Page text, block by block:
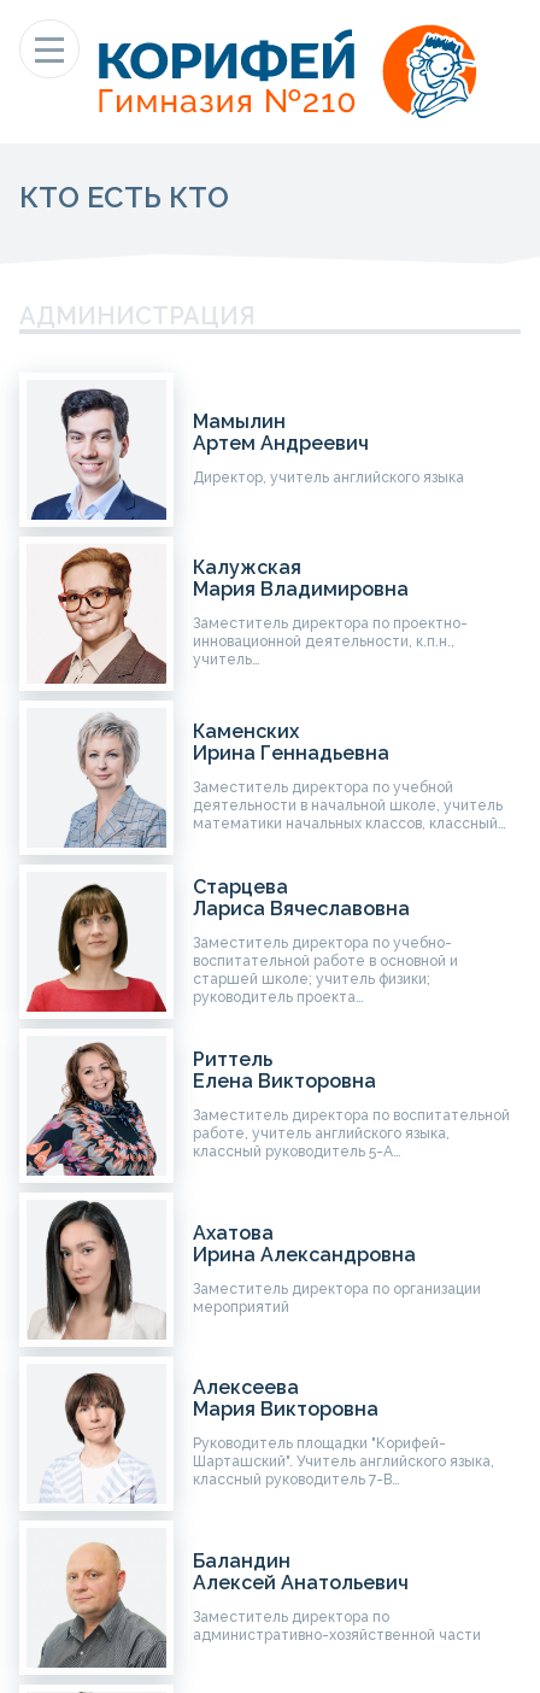
КТО ЕСТЬ КТО
АДМИНИСТРАЦИЯ
Мамылин
Артем Андреевич
Директор, учитель английского языка
Калужская
Мария Владимировна
Заместитель директора по проектно-
инновационной деятельности, к.п.н.,
учитель…
Каменских
Ирина Геннадьевна
Заместитель директора по учебной
деятельности в начальной школе, учитель
математики начальных классов, классный…
Старцева
Лариса Вячеславовна
Заместитель директора по учебно-
воспитательной работе в основной и
старшей школе; учитель физики;
руководитель проекта…
Риттель
Елена Викторовна
Заместитель директора по воспитательной
работе, учитель английского языка,
классный руководитель 5-А…
Ахатова
Ирина Александровна
Заместитель директора по организации
мероприятий
Алексеева
Мария Викторовна
Руководитель площадки "Корифей-
Шарташский". Учитель английского языка,
классный руководитель 7-В…
Баландин
Алексей Анатольевич
Заместитель директора по
административно-хозяйственной части